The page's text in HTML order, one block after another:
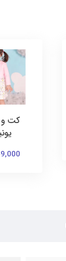
کت و
169,000